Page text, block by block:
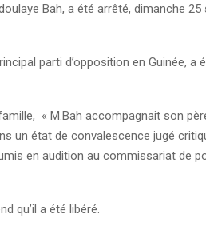
Bah, a été arrêté, dimanche
parti d’opposition en Guinée, a
« M.Bah accompagnait son
un état de convalescence jugé
en audition au commissariat de
qu’il a été libéré.